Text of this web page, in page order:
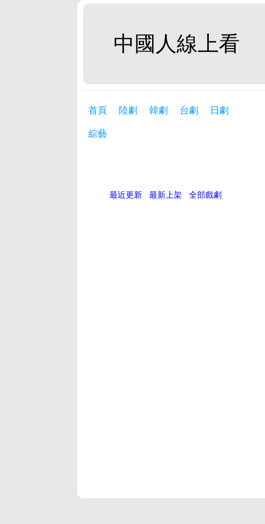
中國人線上看
首頁 陸劇 韓劇 台劇 日劇
綜藝
最近更新 最新上架 全部戲劇